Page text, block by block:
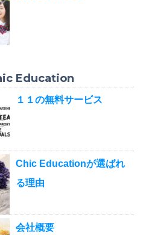
Education
１１の無料サービス
Chic Educationが選ばれ
る理由
会社概要